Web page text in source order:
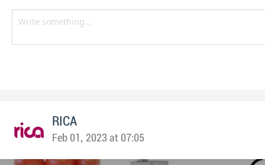
RICA
Feb 01, 2023 at 07:05